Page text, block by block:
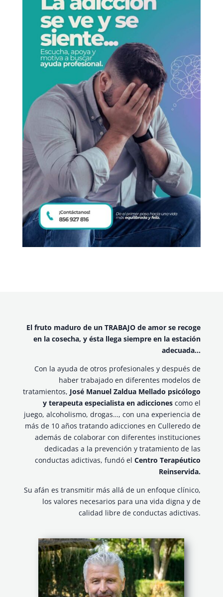
El fruto maduro de un TRABAJO de amor se recoge
en la cosecha, y ésta llega siempre en la estación
adecuada…
Con la ayuda de otros profesionales y después de
haber trabajado en diferentes modelos de
tratamientos, José Manuel Zaldua Mellado psicólogo
y terapeuta especialista en adicciones como el
juego, alcoholismo, drogas…, con una experiencia de
más de 10 años tratando adicciones en Culleredo de
además de colaborar con diferentes instituciones
dedicadas a la prevención y tratamiento de las
conductas adictivas, fundó elCentro Terapéutico
Reinservida.
Su afán es transmitir más allá de un enfoque clínico,
los valores necesarios para una vida digna y de
calidad libre de conductas adictivas.